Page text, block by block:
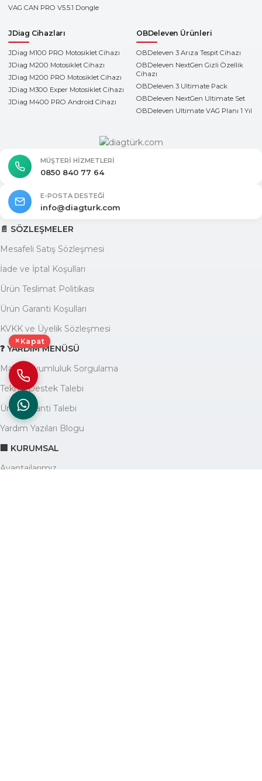
VAG CAN PRO V5.5.1 Dongle
JDiag Cihazları
JDiag M100 PRO Motosiklet Cihazı
JDiag M200 Motosiklet Cihazı
JDiag M200 PRO Motosiklet Cihazı
JDiag M300 Exper Motosiklet Cihazı
JDiag M400 PRO Android Cihazı
OBDeleven Ürünleri
OBDeleven 3 Arıza Tespit Cihazı
OBDeleven NextGen Gizli Özellik
Cihazı
OBDeleven 3 Ultimate Pack
OBDeleven NextGen Ultimate Set
OBDeleven Ultimate VAG Planı 1 Yıl
MÜŞTERI HIZMETLERI
0850 840 77 64
E-POSTA DESTEĞI
info@diagturk.com
📄 SÖZLEŞMELER
Mesafeli Satış Sözleşmesi
İade ve İptal Koşulları
Ürün Teslimat Politikası
Ürün Garanti Koşulları
KVKK ve Üyelik Sözleşmesi
❓ YARDIM MENÜSÜ
Marka Uyumluluk Sorgulama
Teknik Destek Talebi
Ürün Garanti Talebi
Yardım Yazıları Blogu
🏢 KURUMSAL
Avantajlarımız
× Kapat